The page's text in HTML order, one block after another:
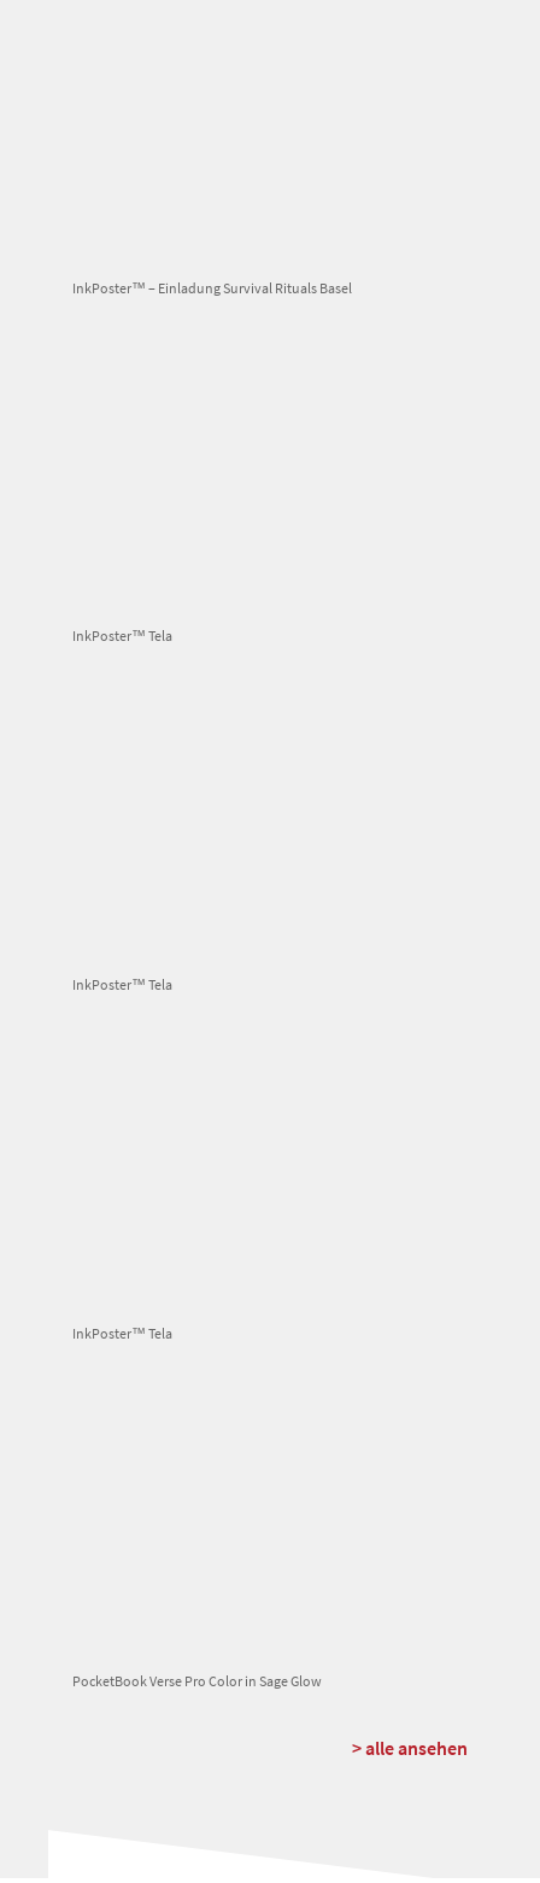
InkPoster™ – Einladung Survival Rituals Basel
InkPoster™ Tela
InkPoster™ Tela
InkPoster™ Tela
PocketBook Verse Pro Color in Sage Glow
> alle ansehen